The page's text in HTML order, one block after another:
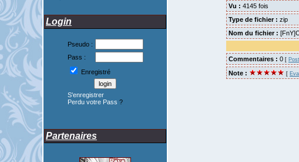
Login
Pseudo :
Pass :
Enregistré
S'enregistrer
Perdu votre Pass ?
Partenaires
Vu : 4145 fois
Type de fichier : zip
Nom du fichier :
Commentaires : 0 [
Note : [